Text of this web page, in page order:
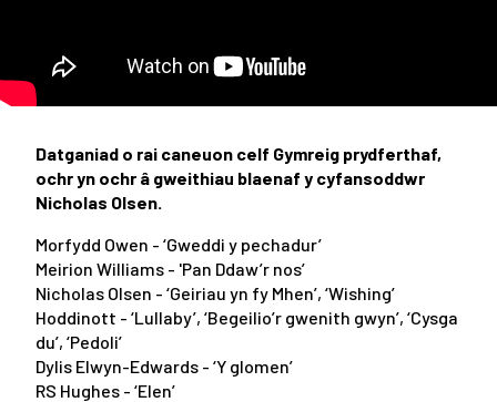
Datganiad o rai caneuon celf Gymreig prydferthaf,
ochr yn ochr â gweithiau blaenaf y cyfansoddwr
Nicholas Olsen.
Morfydd Owen - ‘Gweddi y pechadur’
Meirion Williams - 'Pan Ddaw’r nos’
Nicholas Olsen - ‘Geiriau yn fy Mhen’, ‘Wishing’
Hoddinott - ‘Lullaby’, ‘Begeilio’r gwenith gwyn’, ‘Cysga
du’, ‘Pedoli’
Dylis Elwyn-Edwards - ‘Y glomen’
RS Hughes - ‘Elen’